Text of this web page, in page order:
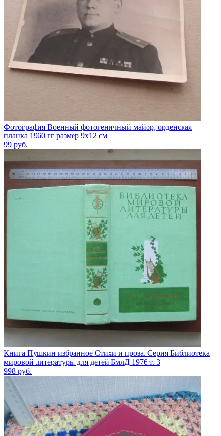
Фотография Военный фотогеничный майор, орденская
планка 1960 гг размер 9х12 см
99 руб.
Книга Пушкин избранное Стихи и проза. Серия Библиотека
мировой литературы для детей БмлД 1976 т. 3
998 руб.